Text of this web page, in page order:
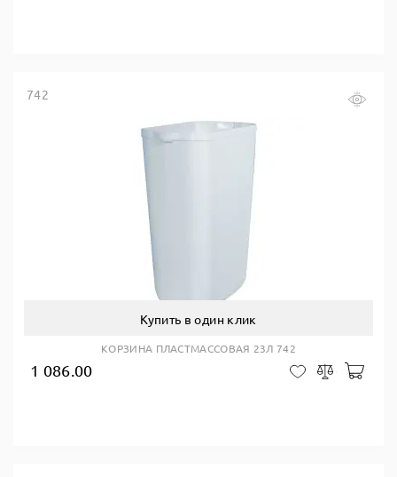
742
Купить в один клик
КОРЗИНА ПЛАСТМАССОВАЯ 23Л 742
1 086.00 В закладки
Сравнить